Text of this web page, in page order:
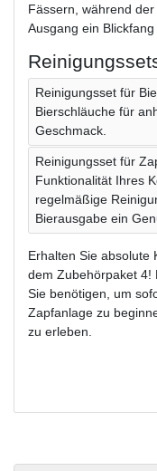
Fässern, während
Ausgang ein
Reinigungsset für
Bierschläuche für
Geschmack.
Reinigungsset für
Funktionalität Ihres
regelmäßige
Bierausgabe ein
Erhalten Sie absolute
dem Zubehörpaket 4!
Sie benötigen, um
Zapfanlage zu
zu erleben.